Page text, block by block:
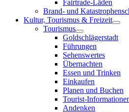
Fairtrade-Läden
Brand- und
Kultur, Tourismus & Freizeit
Tourismus
Goldschlägerstadt
Führungen
Sehenswertes
Übernachten
Essen und Trinken
Einkaufen
Planen und Buchen
Tourist-
Andenken